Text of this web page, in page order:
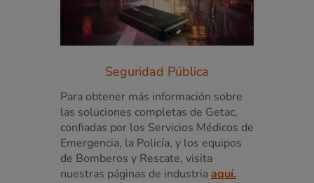
Seguridad Pública
Para obtener más información sobre
las soluciones completas de Getac,
confiadas por los Servicios Médicos de
Emergencia, la Policía, y los equipos
de Bomberos y Rescate, visita
nuestras páginas de industriaaquí.